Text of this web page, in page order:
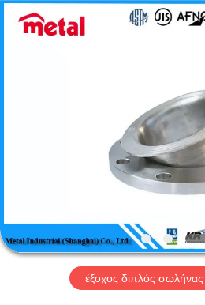
ΠΡΟΪΌΝΤΑ
ΓΎΡΟΣ
ΕΡΓΟΣΤΑΣΊΩΝ
TOBO
STEEL
GROUP
CHINA.
έξοχος διπλός σωλήνας